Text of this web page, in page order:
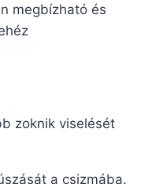
megbízható és
zoknik viselését
a csizmába.